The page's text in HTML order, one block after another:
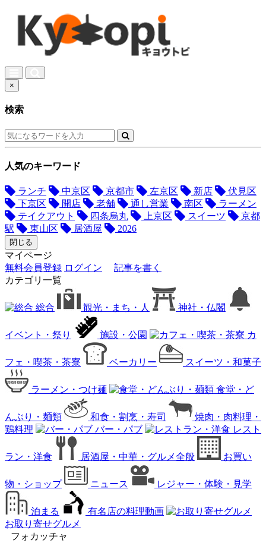
×
検索
人気のキーワード
ランチ 中京区 京都市 左京区 新店
伏見区
下京区
開店 老舗 通し営業 南区
ラーメン
テイクアウト
四条烏丸 上京区 スイーツ
京都
駅
東山区 居酒屋 2026
閉じる
マイページ
無料会員登録 ログイン
記事を書く
カテゴリ一覧
総合 観光・まち・人 神社・仏閣
イベント・祭り 施設・公園 カ
フェ・喫茶・茶寮 ベーカリー スイーツ・和菓子
ラーメン・つけ麺 食堂・ど
んぶり・麺類 和食・割烹・寿司
焼肉・肉料理・
鶏料理
バー・パブ レスト
ラン・洋食 居酒屋・中華・グルメ全般 お買い
物・ショップ ニュース レジャー・体験・見学
泊まる
有名店の料理動画
お取り寄せグルメ
フォカッチャ